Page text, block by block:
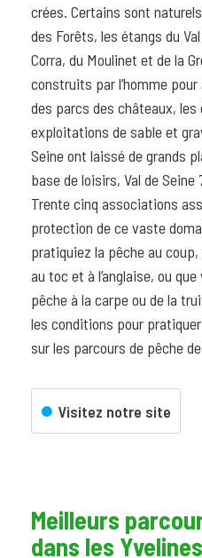
crées. Certains sont
des Forêts, les étangs du Val
Corra, du Moulinet et de la
construits par l’homme pour
des parcs des châteaux, les
exploitations de sable et
Seine ont laissé de grands
base de loisirs, Val de
Trente cinq associations
protection de ce vaste
pratiquiez la pêche au
au toc et à l’anglaise, ou
pêche à la carpe ou de la
les conditions pour
sur les parcours de pêche
Visitez notre site
Meilleurs
dans les